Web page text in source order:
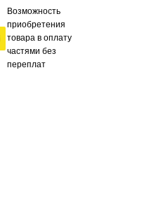
Возможность
приобретения
товара в оплату
частями без
переплат